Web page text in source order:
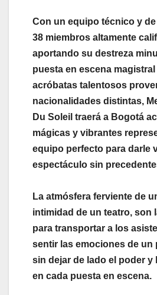
Con un equipo técnico y
38 miembros altamente
aportando su destreza
puesta en escena
acróbatas talentosos
nacionalidades distintas,
Du Soleil traerá a Bogotá
mágicas y vibrantes
equipo perfecto para darle
espectáculo sin
La atmósfera ferviente de
intimidad de un teatro, son
para transportar a los
sentir las emociones de un
sin dejar de lado el poder y
en cada puesta en escena.